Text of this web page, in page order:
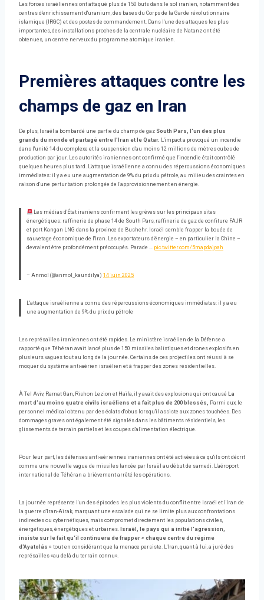
Les forces israéliennes ont attaqué plus de 150 buts dans le sol iranien, notamment des
centres d'enrichissement d'uranium, des bases du Corps de la Garde révolutionnaire
islamique (IRGC) et des postes de commandement. Dans l'une des attaques les plus
importantes, des installations proches de la centrale nucléaire de Natanz ont été
obtenues, un centre nerveux du programme atomique iranien.
Premières attaques contre les
champs de gaz en Iran
De plus, Israël a bombardé une partie du champ de gaz South Pars, l'un des plus
grands du monde et partagé entre l'Iran et le Qatar.
L'impact a provoqué un incendie
dans l'unité 14 du complexe et la suspension d'au moins 12 millions de mètres cubes de
production par jour. Les autorités iraniennes ont confirmé que l'incendie était contrôlé
quelques heures plus tard. L'attaque israélienne a connu des répercussions économiques
immédiates: il y a eu une augmentation de 9% du prix du pétrole, au milieu des craintes en
raison d'une perturbation prolongée de l'approvisionnement en énergie.
Les médias d'État iraniens confirment les grèves sur les principaux sites
énergétiques: raffinerie de phase 14 de South Pars, raffinerie de gaz de confiture FAJR
et port Kangan LNG dans la province de Bushehr. Israël semble frapper la bouée de
sauvetage économique de l'Iran. Les exportateurs d'énergie – en particulier la Chine –
devraient être profondément préoccupés. Parade … pic.twitter.com/5mapdajpah
– Anmol (@anmol_kaundilya) 14 juin 2025
L'attaque israélienne a connu des répercussions économiques immédiates: il y a eu
une augmentation de 9% du prix du pétrole
Les représailles iraniennes ont été rapides. Le ministère israélien de la Défense a
rapporté que Téhéran avait lancé plus de 150 missiles balistiques et drones explosifs en
plusieurs vagues tout au long de la journée. Certains de ces projectiles ont réussi à se
moquer du système anti-aérien israélien et à frapper des zones résidentielles.
À Tel Aviv, Ramat Gan, Rishon Lezion et Haïfa, il y avait des explosions qui ont causé
La
mort d'au moins quatre civils israéliens et a fait plus de 200 blessés, Parmi eux, le
personnel médical obtenu par des éclats d'obus lorsqu'il assiste aux zones touchées. Des
dommages graves ont également été signalés dans les bâtiments résidentiels, les
glissements de terrain partiels et les coupes d'alimentation électrique.
Pour leur part, les défenses anti-aériennes iraniennes ont été activées à ce qu'ils ont décrit
comme une nouvelle vague de missiles lancée par Israël au début de samedi. L'aéroport
international de Téhéran a brièvement arrêté les opérations.
La journée représente l'un des épisodes les plus violents du conflit entre Israël et l'Iran de
la guerre d'Iran-Airak, marquant une escalade qui ne se limite plus aux confrontations
indirectes ou cybernétiques, mais compromet directement les populations civiles,
énergétiques, énergétiques et urbaines.
Israël, le pays qui a initié l'agression,
insiste sur le fait qu'il continuera de frapper « chaque centre du régime
d'Ayatolás » tout en considérant que la menace persiste. L'Iran, quant à lui, a juré des
représailles «au-delà du terrain connu».